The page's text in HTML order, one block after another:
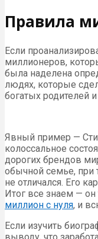
Правила
Если
миллионеров,
была наделена
людях, которые
богатых родителей
Явный пример —
колоссальное
дорогих брендов
обычной семье, при
не отличался. Его
Итог все знаем — он
миллион с нуля, и
Если изучить